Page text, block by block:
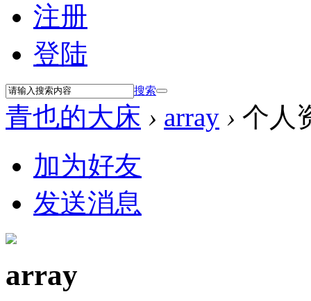
注册
登陆
搜索
青也的大床 › array › 个人
加为好友
发送消息
array